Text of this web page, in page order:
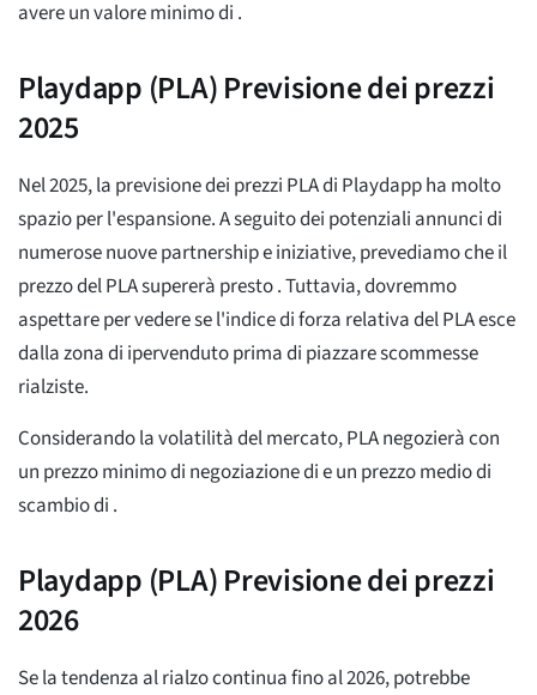
avere un valore minimo di .
Playdapp (PLA) Previsione dei prezzi
2025
Nel 2025, la previsione dei prezzi PLA di Playdapp ha molto
spazio per l'espansione. A seguito dei potenziali annunci di
numerose nuove partnership e iniziative, prevediamo che il
prezzo del PLA supererà presto. Tuttavia, dovremmo
aspettare per vedere se l'indice di forza relativa del PLA esce
dalla zona di ipervenduto prima di piazzare scommesse
rialziste.
Considerando la volatilità del mercato, PLA negozierà con
un prezzo minimo di negoziazione die un prezzo medio di
scambio di .
Playdapp (PLA) Previsione dei prezzi
2026
Se la tendenza al rialzo continua fino al 2026, potrebbe